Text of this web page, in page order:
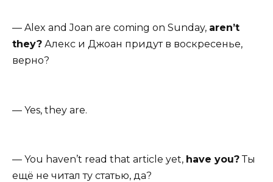
— Alex and Joan are coming on Sunday, aren’t
they? Алекс и Джоан придут в воскресенье,
верно?
— Yes, they are.
— You haven’t read that article yet, have you? Ты
ещё не читал ту статью, да?